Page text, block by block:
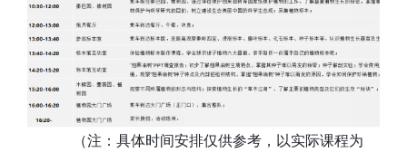
（注：具体时间安排仅供参考，以实际课程为